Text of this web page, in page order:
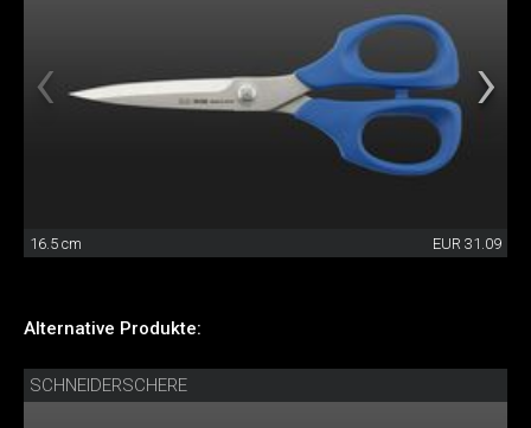
16.5 cm EUR 31.09
Alternative Produkte:
SCHNEIDERSCHERE